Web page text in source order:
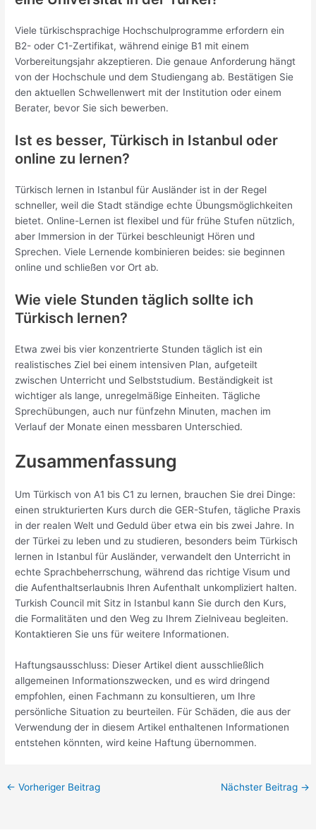
Viele türkischsprachige Hochschulprogramme erfordern ein
B2- oder C1-Zertifikat, während einige B1 mit einem
Vorbereitungsjahr akzeptieren. Die genaue Anforderung hängt
von der Hochschule und dem Studiengang ab. Bestätigen Sie
den aktuellen Schwellenwert mit der Institution oder einem
Berater, bevor Sie sich bewerben.
Ist es besser, Türkisch in Istanbul oder
online zu lernen?
Türkisch lernen in Istanbul für Ausländer ist in der Regel
schneller, weil die Stadt ständige echte Übungsmöglichkeiten
bietet. Online-Lernen ist flexibel und für frühe Stufen nützlich,
aber Immersion in der Türkei beschleunigt Hören und
Sprechen. Viele Lernende kombinieren beides: sie beginnen
online und schließen vor Ort ab.
Wie viele Stunden täglich sollte ich
Türkisch lernen?
Etwa zwei bis vier konzentrierte Stunden täglich ist ein
realistisches Ziel bei einem intensiven Plan, aufgeteilt
zwischen Unterricht und Selbststudium. Beständigkeit ist
wichtiger als lange, unregelmäßige Einheiten. Tägliche
Sprechübungen, auch nur fünfzehn Minuten, machen im
Verlauf der Monate einen messbaren Unterschied.
Zusammenfassung
Um Türkisch von A1 bis C1 zu lernen, brauchen Sie drei Dinge:
einen strukturierten Kurs durch die GER-Stufen, tägliche Praxis
in der realen Welt und Geduld über etwa ein bis zwei Jahre. In
der Türkei zu leben und zu studieren, besonders beim Türkisch
lernen in Istanbul für Ausländer, verwandelt den Unterricht in
echte Sprachbeherrschung, während das richtige Visum und
die Aufenthaltserlaubnis Ihren Aufenthalt unkompliziert halten.
Turkish Council mit Sitz in Istanbul kann Sie durch den Kurs,
die Formalitäten und den Weg zu Ihrem Zielniveau begleiten.
Kontaktieren Sie uns für weitere Informationen.
Haftungsausschluss: Dieser Artikel dient ausschließlich
allgemeinen Informationszwecken, und es wird dringend
empfohlen, einen Fachmann zu konsultieren, um Ihre
persönliche Situation zu beurteilen. Für Schäden, die aus der
Verwendung der in diesem Artikel enthaltenen Informationen
entstehen könnten, wird keine Haftung übernommen.
← Vorheriger Beitrag Nächster Beitrag →